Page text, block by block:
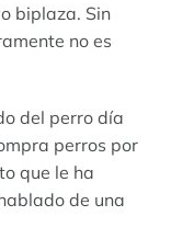
biplaza. Sin
no es
del perro día
perros por
que le ha
de una